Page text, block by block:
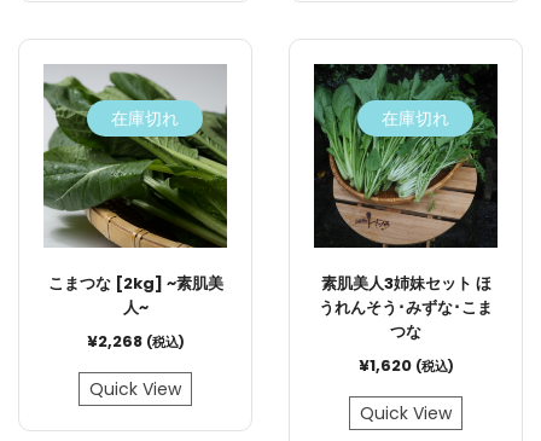
在庫切れ
こまつな [2kg] ~素肌美
人~
¥2,268 (税込)
Quick View
在庫切れ
素肌美人3姉妹セット ほ
うれんそう･みずな･こま
つな
¥1,620 (税込)
Quick View